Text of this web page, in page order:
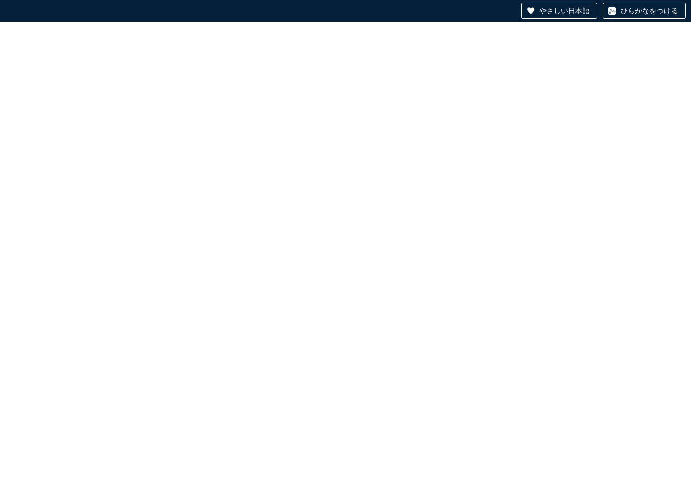
やさしい日本語 ひらがなをつける